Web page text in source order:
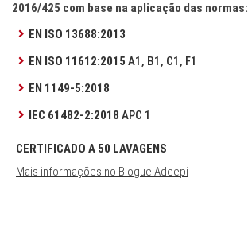
2016/425 com base na aplicação das normas:
EN ISO 13688:2013
EN ISO 11612:2015 A1, B1, C1, F1
EN 1149-5:2018
IEC 61482-2:2018 APC 1
CERTIFICADO A 50 LAVAGENS
Mais informações no Blogue Adeepi